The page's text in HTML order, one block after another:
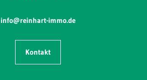
info@reinhart-immo.de
Kontakt